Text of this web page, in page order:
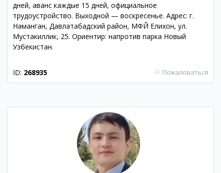
дней, аванс каждые 15 дней, официальное
трудоустройство. Выходной — воскресенье. Адрес: г.
Наманган, Давлатабадский район, МФЙ Елихон, ул.
Мустакиллик, 25. Ориентир: напротив парка Новый
Узбекистан.
ID: 268935 ⚐ Пожаловаться